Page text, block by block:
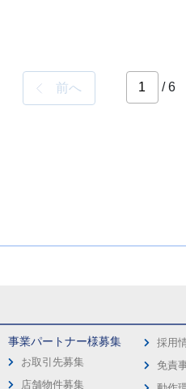
前へ / 6
事業パートナー様募集
お取引先募集
店舗物件募集
採用
免責